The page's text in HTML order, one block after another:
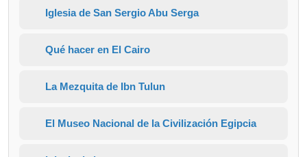
Iglesia de San Sergio Abu Serga
Qué hacer en El Cairo
La Mezquita de Ibn Tulun
El Museo Nacional de la Civilización Egipcia